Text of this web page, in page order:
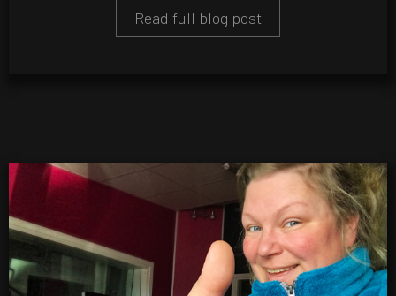
Read full blog post